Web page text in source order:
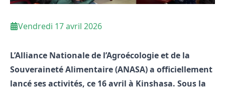
Vendredi 17 avril 2026
L’Alliance Nationale de l’Agroécologie et de la
Souveraineté Alimentaire (ANASA) a officiellement
lancé ses activités, ce 16 avril à Kinshasa. Sous la